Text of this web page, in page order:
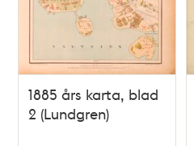
1885 års karta, blad
2 (Lundgren)